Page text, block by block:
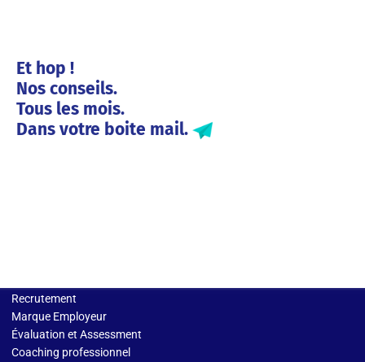
Et hop !
Nos conseils.
Tous les mois.
Dans votre boite mail.
Recrutement
Marque Employeur
Évaluation et Assessment
Coaching professionnel